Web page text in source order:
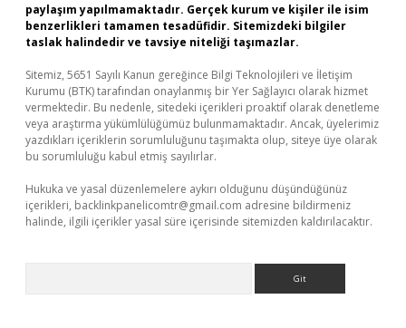
paylaşım yapılmamaktadır. Gerçek kurum ve kişiler ile isim
benzerlikleri tamamen tesadüfidir. Sitemizdeki bilgiler
taslak halindedir ve tavsiye niteliği taşımazlar.
Sitemiz, 5651 Sayılı Kanun gereğince Bilgi Teknolojileri ve İletişim
Kurumu (BTK) tarafından onaylanmış bir Yer Sağlayıcı olarak hizmet
vermektedir. Bu nedenle, sitedeki içerikleri proaktif olarak denetleme
veya araştırma yükümlülüğümüz bulunmamaktadır. Ancak, üyelerimiz
yazdıkları içeriklerin sorumluluğunu taşımakta olup, siteye üye olarak
bu sorumluluğu kabul etmiş sayılırlar.
Hukuka ve yasal düzenlemelere aykırı olduğunu düşündüğünüz
içerikleri, backlinkpanelicomtr@gmail.com adresine bildirmeniz
halinde, ilgili içerikler yasal süre içerisinde sitemizden kaldırılacaktır.